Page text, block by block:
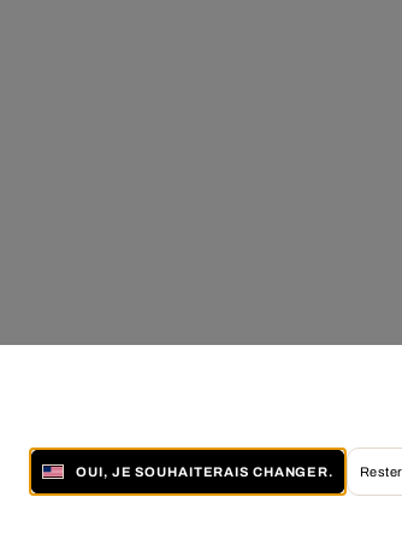
OUI, JE SOUHAITERAIS CHANGER.